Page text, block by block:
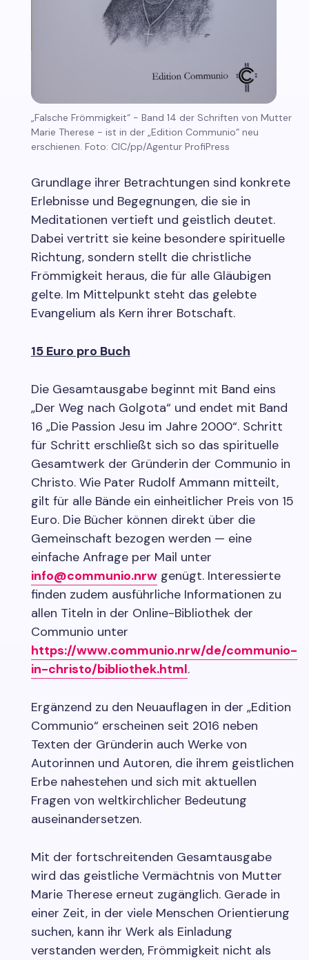
„Falsche Frömmigkeit“ - Band 14 der Schriften von Mutter
Marie Therese - ist in der „Edition Communio“ neu
erschienen. Foto: CIC/pp/Agentur ProfiPress
Grundlage ihrer Betrachtungen sind konkrete
Erlebnisse und Begegnungen, die sie in
Meditationen vertieft und geistlich deutet.
Dabei vertritt sie keine besondere spirituelle
Richtung, sondern stellt die christliche
Frömmigkeit heraus, die für alle Gläubigen
gelte. Im Mittelpunkt steht das gelebte
Evangelium als Kern ihrer Botschaft.
15 Euro pro Buch
Die Gesamtausgabe beginnt mit Band eins
„Der Weg nach Golgota“ und endet mit Band
16 „Die Passion Jesu im Jahre 2000“. Schritt
für Schritt erschließt sich so das spirituelle
Gesamtwerk der Gründerin der Communio in
Christo. Wie Pater Rudolf Ammann mitteilt,
gilt für alle Bände ein einheitlicher Preis von 15
Euro. Die Bücher können direkt über die
Gemeinschaft bezogen werden — eine
einfache Anfrage per Mail unter
info@communio.nrwgenügt. Interessierte
finden zudem ausführliche Informationen zu
allen Titeln in der Online-Bibliothek der
Communio unter
https://www.communio.nrw/de/communio-
in-christo/bibliothek.html.
Ergänzend zu den Neuauflagen in der „Edition
Communio“ erscheinen seit 2016 neben
Texten der Gründerin auch Werke von
Autorinnen und Autoren, die ihrem geistlichen
Erbe nahestehen und sich mit aktuellen
Fragen von weltkirchlicher Bedeutung
auseinandersetzen.
Mit der fortschreitenden Gesamtausgabe
wird das geistliche Vermächtnis von Mutter
Marie Therese erneut zugänglich. Gerade in
einer Zeit, in der viele Menschen Orientierung
suchen, kann ihr Werk als Einladung
verstanden werden, Frömmigkeit nicht als